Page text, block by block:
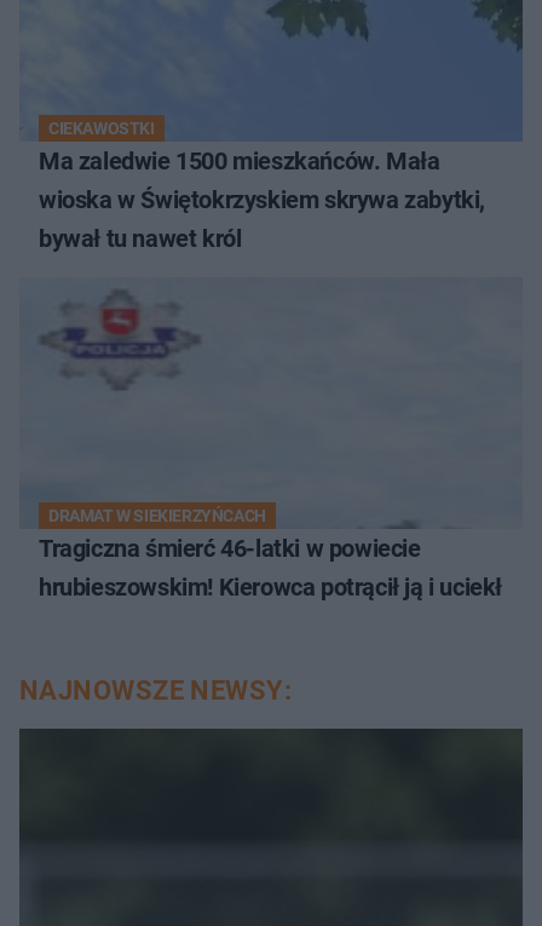
CIEKAWOSTKI
Ma zaledwie 1500 mieszkańców. Mała
wioska w Świętokrzyskiem skrywa zabytki,
bywał tu nawet król
DRAMAT W SIEKIERZYŃCACH
Tragiczna śmierć 46-latki w powiecie
hrubieszowskim! Kierowca potrącił ją i uciekł
NAJNOWSZE NEWSY: